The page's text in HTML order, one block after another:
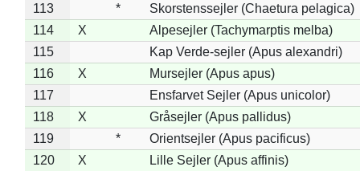
113
*
Skorstenssejler (Chaetura pelagica)
114
X
Alpesejler (Tachymarptis melba)
115
Kap Verde-sejler (Apus alexandri)
116
X
Mursejler (Apus apus)
117
Ensfarvet Sejler (Apus unicolor)
118
X
Gråsejler (Apus pallidus)
119
*
Orientsejler (Apus pacificus)
120
X
Lille Sejler (Apus affinis)